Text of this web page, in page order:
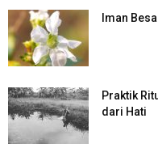
Iman
Praktik
dari Hati